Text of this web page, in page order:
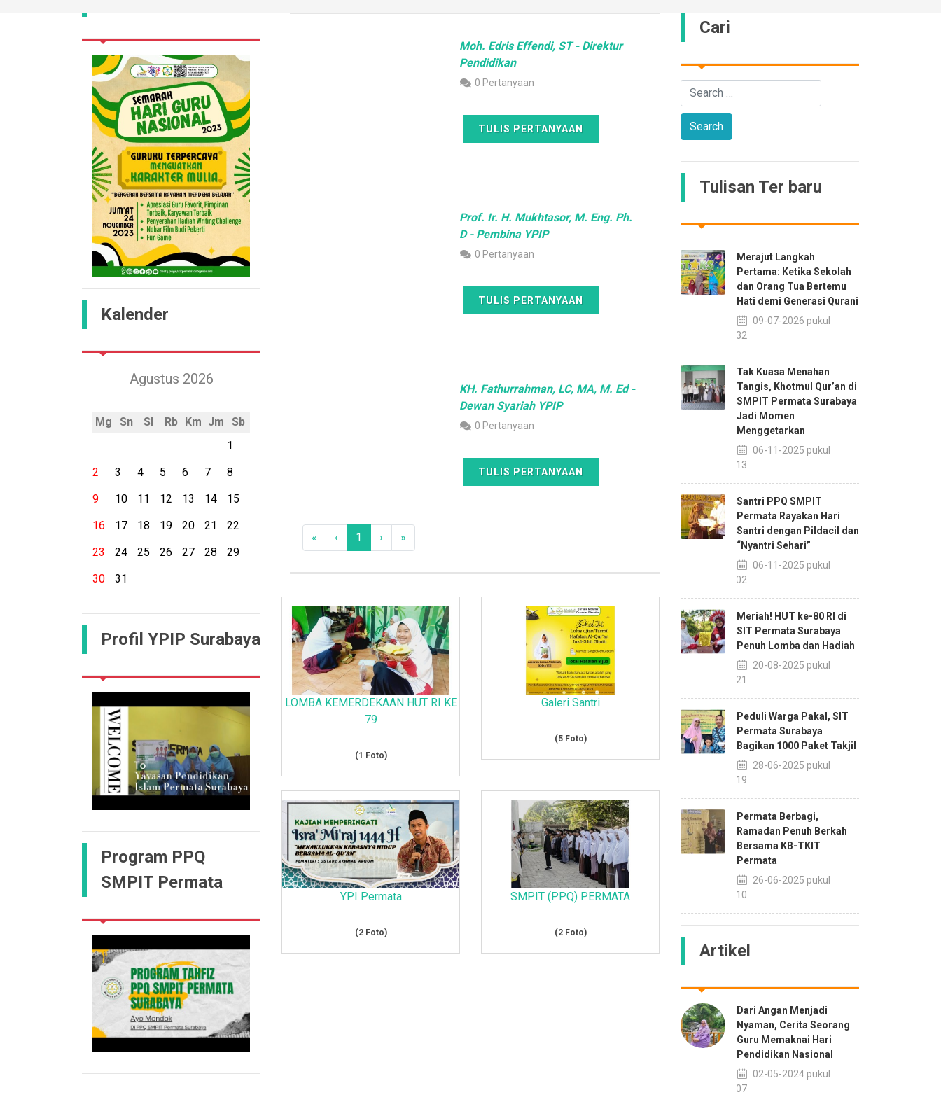
Kalender
Agustus 2026
Mg Sn Sl Rb Km Jm
Sb
1
2
3 4 5 6 7
8
9
10 11 12 13 14
15
16
17 18 19 20 21
22
23
24 25 26 27 28
29
30
31
Profil YPIP Surabaya
Program PPQ
SMPIT Permata
Moh. Edris Effendi, ST - Direktur
Pendidikan
0 Pertanyaan
TULIS PERTANYAAN
Prof. Ir. H. Mukhtasor, M. Eng. Ph.
D - Pembina YPIP
0 Pertanyaan
TULIS PERTANYAAN
KH. Fathurrahman, LC, MA, M. Ed -
Dewan Syariah YPIP
0 Pertanyaan
TULIS PERTANYAAN
« ‹ 1 › »
LOMBA KEMERDEKAAN HUT RI KE
79
(1 Foto)
Galeri Santri
(5 Foto)
YPI Permata
(2 Foto)
SMPIT (PPQ) PERMATA
(2 Foto)
Cari
Tulisan Ter baru
Merajut Langkah
Pertama: Ketika Sekolah
dan Orang Tua Bertemu
Hati demi Generasi Qurani
09-07-2026 pukul
11:32
Tak Kuasa Menahan
Tangis, Khotmul Qur’an di
SMPIT Permata Surabaya
Jadi Momen
Menggetarkan
06-11-2025 pukul
14:13
Santri PPQ SMPIT
Permata Rayakan Hari
Santri dengan Pildacil dan
“Nyantri Sehari”
06-11-2025 pukul
14:02
Meriah! HUT ke-80 RI di
SIT Permata Surabaya
Penuh Lomba dan Hadiah
20-08-2025 pukul
13:21
Peduli Warga Pakal, SIT
Permata Surabaya
Bagikan 1000 Paket Takjil
28-06-2025 pukul
10:19
Permata Berbagi,
Ramadan Penuh Berkah
Bersama KB-TKIT
Permata
26-06-2025 pukul
15:10
Artikel
Dari Angan Menjadi
Nyaman, Cerita Seorang
Guru Memaknai Hari
Pendidikan Nasional
02-05-2024 pukul
09:07